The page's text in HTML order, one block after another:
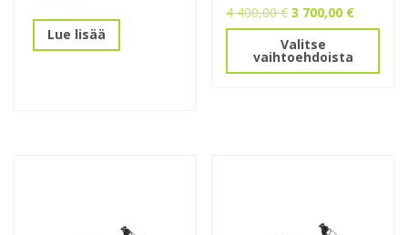
Lue lisää
4 400,00€Alkuperäinen
hinta
oli:
4
3 700,00 €Nykyinen
hinta
Valitse
vaihtoehdoista
tuotteella